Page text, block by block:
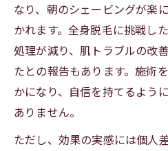
なり、朝のシェービングが楽
かれます。全身脱毛に挑戦し
処理が減り、肌トラブルの改
たとの報告もあります。施術
かになり、自信を持てるよう
ありません。
ただし、効果の実感には個人